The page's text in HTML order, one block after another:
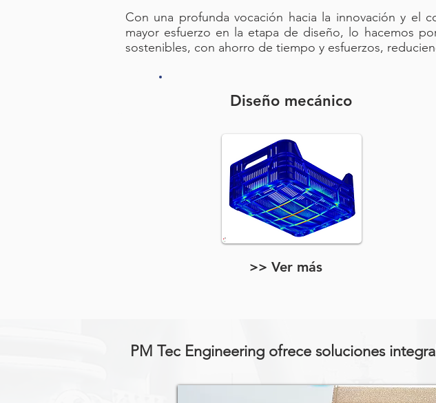
Con una profunda vocación hacia la innovación y el
mayor esfuerzo en la etapa de diseño, lo hacemos
sostenibles, con ahorro de tiempo y esfuerzos,
Diseño mecánico
>> Ver más
PM Tec Engineering ofrece soluciones